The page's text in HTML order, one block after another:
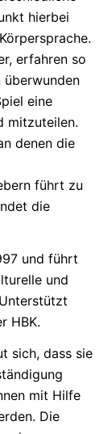
hierbei
erfahren so
überwunden
eine
mitzuteilen.
denen die
führt zu
die
und führt
und
HBK.
sich, dass sie
mit Hilfe
Die